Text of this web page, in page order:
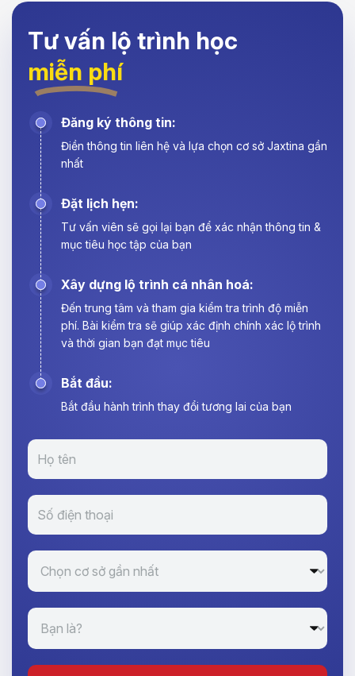
Tư vấn lộ trình học
miễn phí
Đăng ký thông tin:
Điền thông tin liên hệ và lựa chọn cơ sở Jaxtina gần
nhất
Đặt lịch hẹn:
Tư vấn viên sẽ gọi lại bạn để xác nhận thông tin &
mục tiêu học tập của bạn
Xây dựng lộ trình cá nhân hoá:
Đến trung tâm và tham gia kiểm tra trình độ miễn
phí. Bài kiểm tra sẽ giúp xác định chính xác lộ trình
và thời gian bạn đạt mục tiêu
Bắt đầu:
Bắt đầu hành trình thay đổi tương lai của bạn